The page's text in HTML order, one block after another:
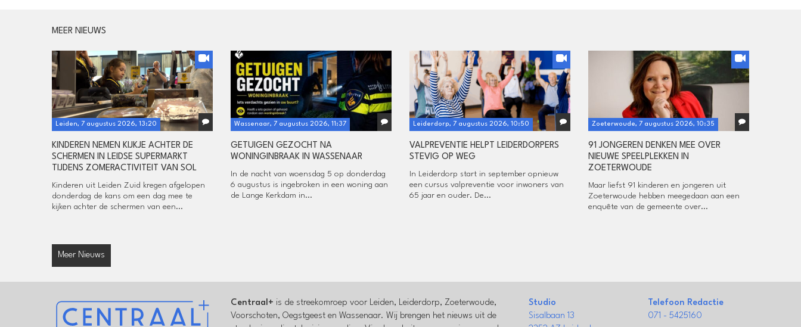
MEER NIEUWS
Leiden, 7 augustus 2026, 13:20
KINDEREN NEMEN KIJKJE ACHTER DE
SCHERMEN IN LEIDSE SUPERMARKT
TIJDENS ZOMERACTIVITEIT VAN SOL
Kinderen uit Leiden Zuid kregen afgelopen
donderdag de kans om een dag mee te
kijken achter de schermen van een...
Wassenaar, 7 augustus 2026, 11:37
GETUIGEN GEZOCHT NA
WONINGINBRAAK IN WASSENAAR
In de nacht van woensdag 5 op donderdag
6 augustus is ingebroken in een woning aan
de Lange Kerkdam in...
Leiderdorp, 7 augustus 2026, 10:50
VALPREVENTIE HELPT LEIDERDORPERS
STEVIG OP WEG
In Leiderdorp start in september opnieuw
een cursus valpreventie voor inwoners van
65 jaar en ouder. De...
Zoeterwoude, 7 augustus 2026, 10:35
91 JONGEREN DENKEN MEE OVER
NIEUWE SPEELPLEKKEN IN
ZOETERWOUDE
Maar liefst 91 kinderen en jongeren uit
Zoeterwoude hebben meegedaan aan een
enquête van de gemeente over...
Meer Nieuws
Centraal+ is de streekomroep voor Leiden, Leiderdorp, Zoeterwoude,
Voorschoten, Oegstgeest en Wassenaar. Wij brengen het nieuws uit de
Studio
Sisalbaan 13
Telefoon Redactie
071 - 5425160